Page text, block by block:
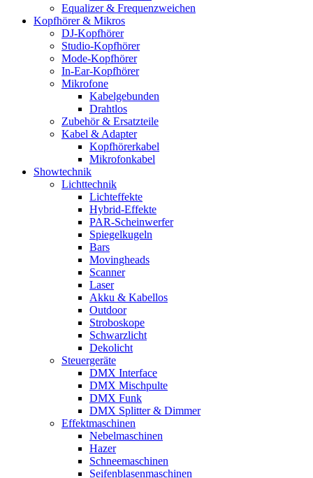
Equalizer & Frequenzweichen
Kopfhörer & Mikros
DJ-Kopfhörer
Studio-Kopfhörer
Mode-Kopfhörer
In-Ear-Kopfhörer
Mikrofone
Kabelgebunden
Drahtlos
Zubehör & Ersatzteile
Kabel & Adapter
Kopfhörerkabel
Mikrofonkabel
Showtechnik
Lichttechnik
Lichteffekte
Hybrid-Effekte
PAR-Scheinwerfer
Spiegelkugeln
Bars
Movingheads
Scanner
Laser
Akku & Kabellos
Outdoor
Stroboskope
Schwarzlicht
Dekolicht
Steuergeräte
DMX Interface
DMX Mischpulte
DMX Funk
DMX Splitter & Dimmer
Effektmaschinen
Nebelmaschinen
Hazer
Schneemaschinen
Seifenblasenmaschinen